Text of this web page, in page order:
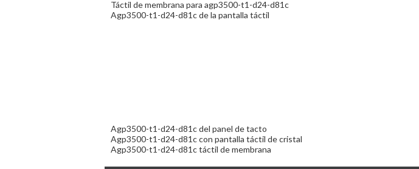
Táctil de membrana para agp3500-t1-d24-d81c
Agp3500-t1-d24-d81c de la pantalla táctil
Agp3500-t1-d24-d81c del panel de tacto
Agp3500-t1-d24-d81c con pantalla táctil de cristal
Agp3500-t1-d24-d81c táctil de membrana